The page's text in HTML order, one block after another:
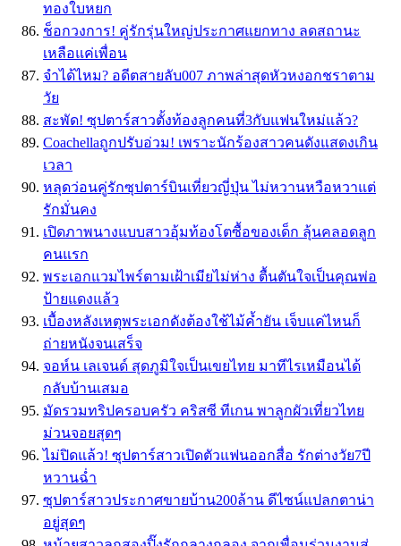
ทองใบหยก
ช็อกวงการ! คู่รักรุ่นใหญ่ประกาศแยกทาง ลดสถานะ
เหลือแค่เพื่อน
จำได้ไหม? อดีตสายลับ007 ภาพล่าสุดหัวหงอกชราตาม
วัย
สะพัด! ซุปตาร์สาวตั้งท้องลูกคนที่3กับแฟนใหม่แล้ว?
Coachellaถูกปรับอ่วม! เพราะนักร้องสาวคนดังแสดงเกิน
เวลา
หลุดว่อนคู่รักซุปตาร์บินเที่ยวญี่ปุ่น ไม่หวานหวือหวาแต่
รักมั่นคง
เปิดภาพนางแบบสาวอุ้มท้องโตซื้อของเด็ก ลุ้นคลอดลูก
คนแรก
พระเอกแวมไพร์ตามเฝ้าเมียไม่ห่าง ตื้นตันใจเป็นคุณพ่อ
ป้ายแดงแล้ว
เบื้องหลังเหตุพระเอกดังต้องใช้ไม้ค้ำยัน เจ็บแค่ไหนก็
ถ่ายหนังจนเสร็จ
จอห์น เลเจนด์ สุดภูมิใจเป็นเขยไทย มาทีไรเหมือนได้
กลับบ้านเสมอ
มัดรวมทริปครอบครัว คริสซี ทีเกน พาลูกผัวเที่ยวไทย
ม่วนจอยสุดๆ
ไม่ปิดแล้ว! ซุปตาร์สาวเปิดตัวแฟนออกสื่อ รักต่างวัย7ปี
หวานฉ่ำ
ซุปตาร์สาวประกาศขายบ้าน200ล้าน ดีไซน์แปลกตาน่า
อยู่สุดๆ